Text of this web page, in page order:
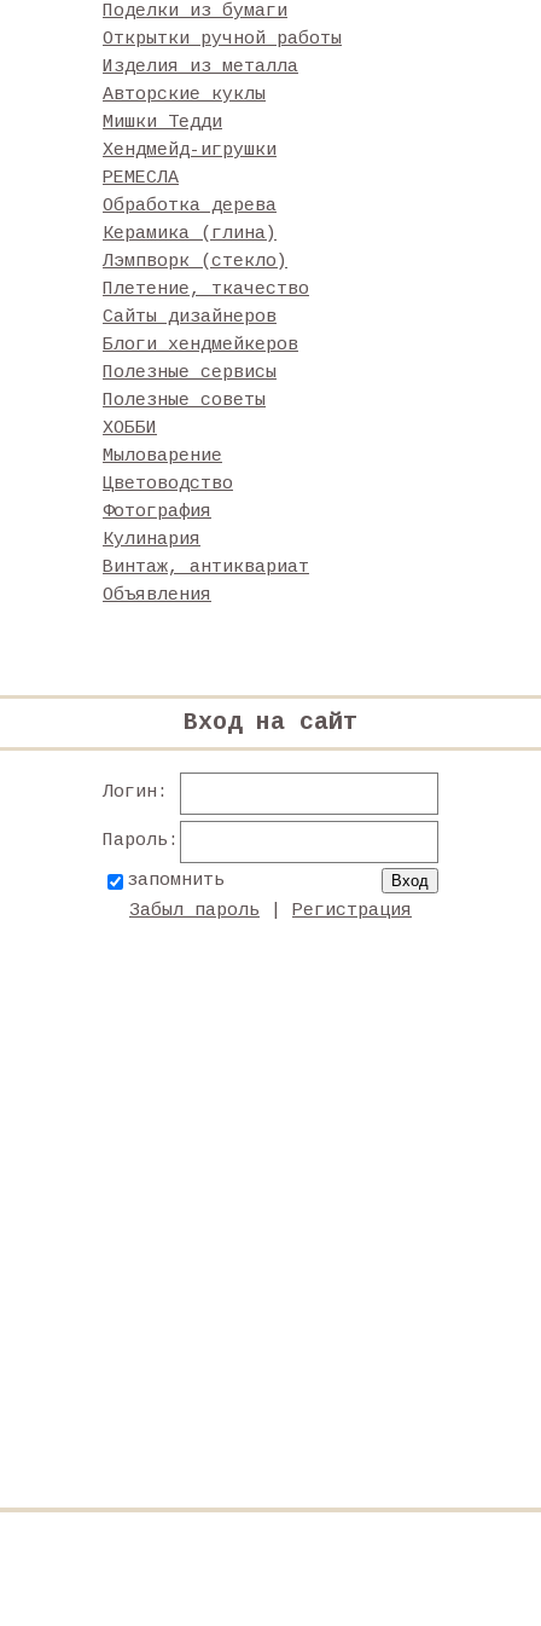
Поделки из бумаги
Открытки ручной работы
Изделия из металла
Авторские куклы
Мишки Тедди
Хендмейд-игрушки
РЕМЕСЛА
Обработка дерева
Керамика (глина)
Лэмпворк (стекло)
Плетение, ткачество
Сайты дизайнеров
Блоги хендмейкеров
Полезные сервисы
Полезные советы
ХОББИ
Мыловарение
Цветоводство
Фотография
Кулинария
Винтаж, антиквариат
Объявления
Вход на сайт
Логин:
Пароль:
запомнить
Забыл пароль
Регистрация